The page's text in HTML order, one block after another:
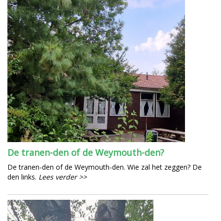
De tranen-den of de Weymouth-den?
De tranen-den of de Weymouth-den. Wie zal het zeggen? De
den links. Lees verder >>